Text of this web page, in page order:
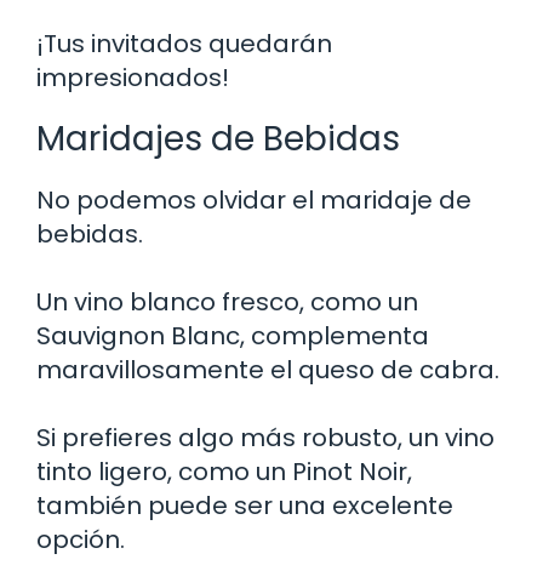
¡Tus invitados quedarán
impresionados!
Maridajes de Bebidas
No podemos olvidar el maridaje de
bebidas.
Un vino blanco fresco, como un
Sauvignon Blanc, complementa
maravillosamente el queso de cabra.
Si prefieres algo más robusto, un vino
tinto ligero, como un Pinot Noir,
también puede ser una excelente
opción.